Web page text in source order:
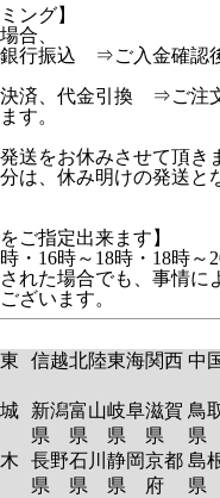
ング】
合、
行振込 ⇒ご入金確認
済、代金引換 ⇒ご注
す。
送をお休みさせて頂き
は、休み明けの発送と
ご指定出来ます】
・16時～18時・18時～
れた場合でも、事情に
ざいます。
信越北陸東海関西 中
新潟
県
長野
県
富山
県
石川
県
岐阜
県
静岡
県
滋賀
県
京都
府
鳥
県
島
県